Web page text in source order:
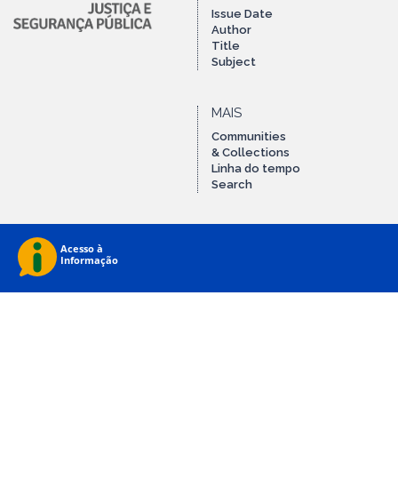
Issue Date
Author
Title
Subject
MAIS
Communities
& Collections
Linha do tempo
Search